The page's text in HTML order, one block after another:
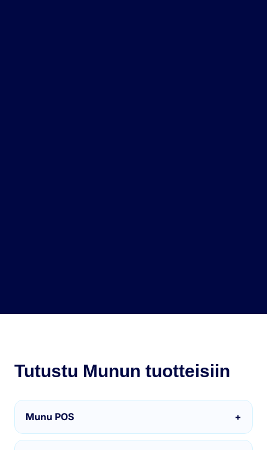
Tutustu Munun tuotteisiin
Munu POS +